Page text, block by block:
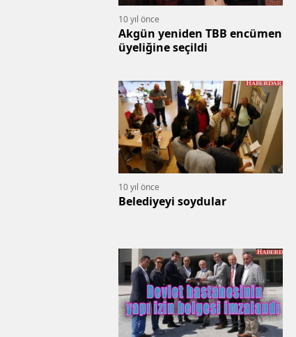
10 yıl önce
Akgün yeniden TBB encümen
üyeliğine seçildi
10 yıl önce
Belediyeyi soydular